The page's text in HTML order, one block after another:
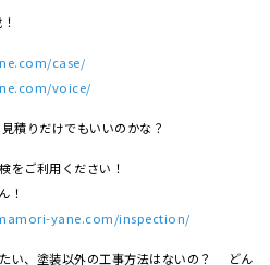
case/
voice/
積りだけでもいいのかな？
をご利用ください！
！
yane.com/inspection/
い、塗装以外の工事方法はないの？ どん